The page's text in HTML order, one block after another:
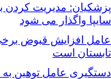
پزشکیان: مدیریت کردن
سایپا واگذار می شود
عامل افزایش قبوض
تابستان است
دستگیری عامل توهین به